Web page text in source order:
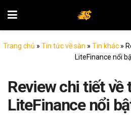
Trang chủ » Tin tức về sàn » Tin khác»
LiteFinance nổi
Review chi tiết về
LiteFinance nổi